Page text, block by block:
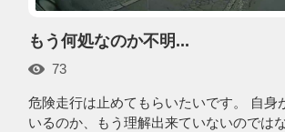
もう何処なのか不明...
73
危険走行は止めてもらいたいです。 自身
いるのか、もう理解出来ていないのでは